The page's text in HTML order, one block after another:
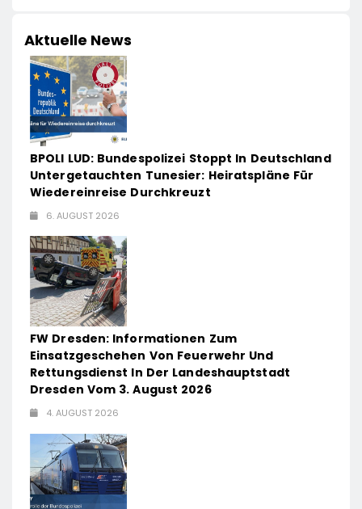
Aktuelle News
BPOLI LUD: Bundespolizei Stoppt In Deutschland
Untergetauchten Tunesier: Heiratspläne Für
Wiedereinreise Durchkreuzt
6. AUGUST 2026
FW Dresden: Informationen Zum
Einsatzgeschehen Von Feuerwehr Und
Rettungsdienst In Der Landeshauptstadt
Dresden Vom 3. August 2026
4. AUGUST 2026